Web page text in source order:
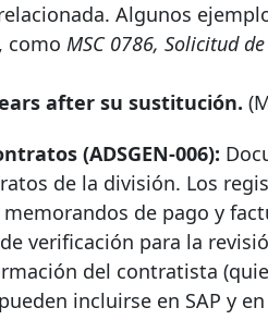
Algunos
como MSC 0786, Solicitud
after su sustitución.
(ADSGEN-006):
de la división. Los
de pago y
verificación para la
del contratista
incluirse en SAP y